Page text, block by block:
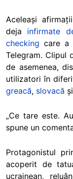
Aceleași
deja infirmate
checking care a
Telegram. Clipul
de asemenea,
utilizatori în
greacă, slovacă și
„Ce tare este.
spune un
Protagonistul
acoperit de
ucrainean,